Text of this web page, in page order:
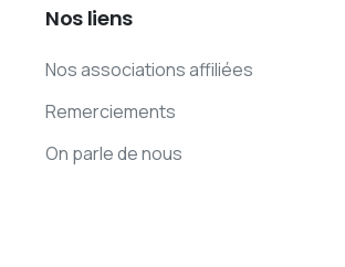
Nos liens
Nos associations affiliées
Remerciements
On parle de nous